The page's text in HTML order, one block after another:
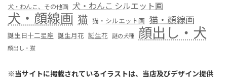
犬・わんこ、その他画 犬・わんこ シルエット画
犬・顔線画 猫 猫・シルエット画 猫・顔線画
誕生日十二星座 誕生月花 誕生花 謎の犬種 顔出し・犬
顔出し・猫
※当サイトに掲載されているイラストは、当店及びデザイン提供